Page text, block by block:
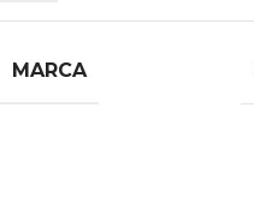
MARCA